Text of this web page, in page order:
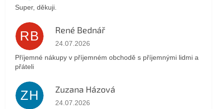
Super, děkuji.
RB René Bednář
Die Shop-Bewertung beträgt 5 von 5 Sternen.
24.07.2026
Příjemné nákupy v příjemném obchodě s příjemnými lidmi a
přáteli
ZH Zuzana Házová
Die Shop-Bewertung beträgt 5 von 5 Sternen.
24.07.2026